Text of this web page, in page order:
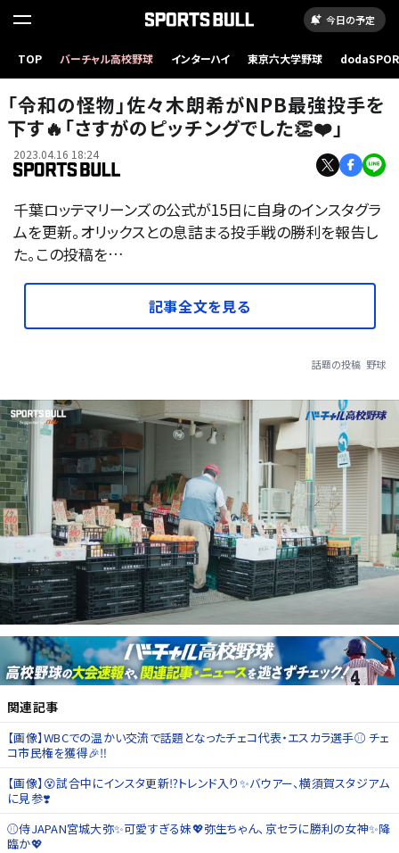
今日の予定
TOP バーチャル高校野球 インターハイ 東京六大学野球
「令和の怪物」佐々木朗希がNPB最強投手を
下す🔥「さすがのピッチングでした👏❤️」
2023.04.16 18:24
千葉ロッテマリーンズの公式が15日に自身のインスタグラ
ムを更新。オリックスとの息詰まる投手戦の勝利を報告し
た。この投稿を…
記事全文を見る
話題の投稿 野球
関連記事
【画像】WBCでの温かい交流で話題となったチェコ代表・エスカラ選手⚾️ チェ
コ市民権を獲得🎉‼️
【画像】😵試合中にインスタ更新⁉️トレンド入り✨バウアー、横須賀スタジアム
に見参❣️
⚾️侍JAPAN宮城大弥✨可愛すぎる妹💖弥生ちゃん、京セラに勝利の女神✨降
臨か💖